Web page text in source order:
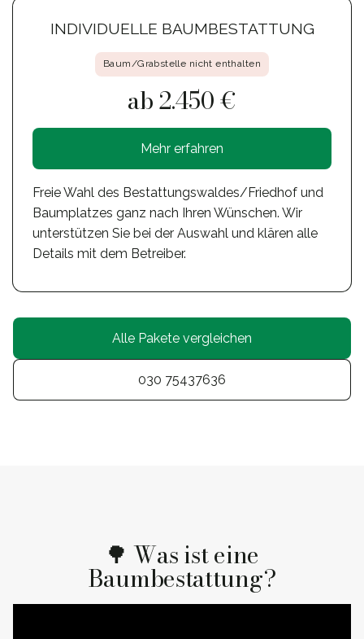
INDIVIDUELLE BAUMBESTATTUNG
Baum/Grabstelle nicht enthalten
ab 2.450 €
Mehr erfahren
Freie Wahl des Bestattungswaldes/Friedhof und
Baumplatzes ganz nach Ihren Wünschen. Wir
unterstützen Sie bei der Auswahl und klären alle
Details mit dem Betreiber.
Alle Pakete vergleichen
030 75437636
🌳 Was ist eine
Baumbestattung?